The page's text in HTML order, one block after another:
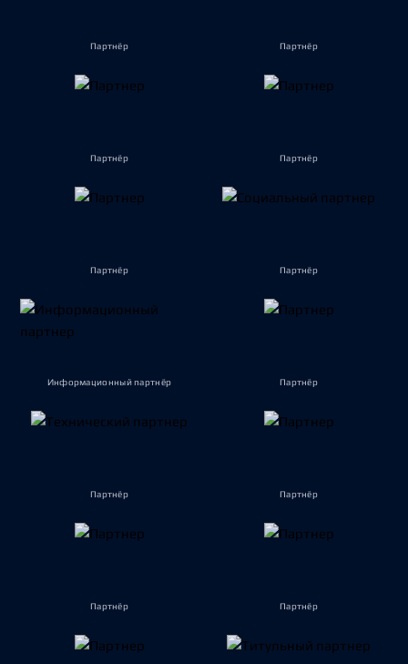
Партнёр Партнёр
Партнёр Партнёр
Партнёр Партнёр
Информационный партнёр Партнёр
Партнёр Партнёр
Партнёр Партнёр